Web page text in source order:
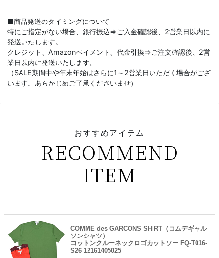
■商品発送のタイミングについて
特にご指定がない場合、銀行振込⇒ご入金確認後、2営業日以内に
発送いたします。
クレジット、Amazonペイメント、代金引換⇒ご注文確認後、2営
業日以内に発送いたします。
（SALE期間中や年末年始はさらに1～2営業日いただく場合がござ
います。あらかじめご了承くださいませ）
おすすめアイテム
RECOMMEND
ITEM
COMME des GARCONS SHIRT（コムデギャル
ソンシャツ）
コットンクルーネックロゴカットソー FQ-T016-
S26 12161405025